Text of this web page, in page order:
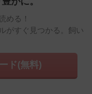
める！
がすぐ見つかる。飼い
ド(無料)